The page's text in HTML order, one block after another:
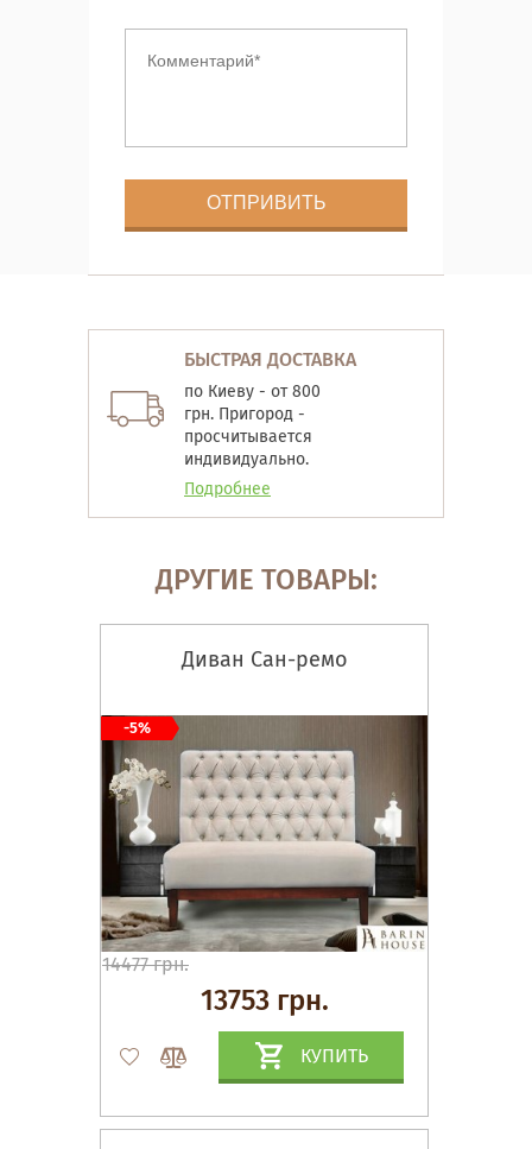
БЫСТРАЯ ДОСТАВКА
по Киеву - от 800
грн. Пригород -
просчитывается
индивидуально.
Подробнее
ДРУГИЕ ТОВАРЫ:
Диван Сан-ремо
14477 грн.
13753 грн.
КУПИТЬ
-5%